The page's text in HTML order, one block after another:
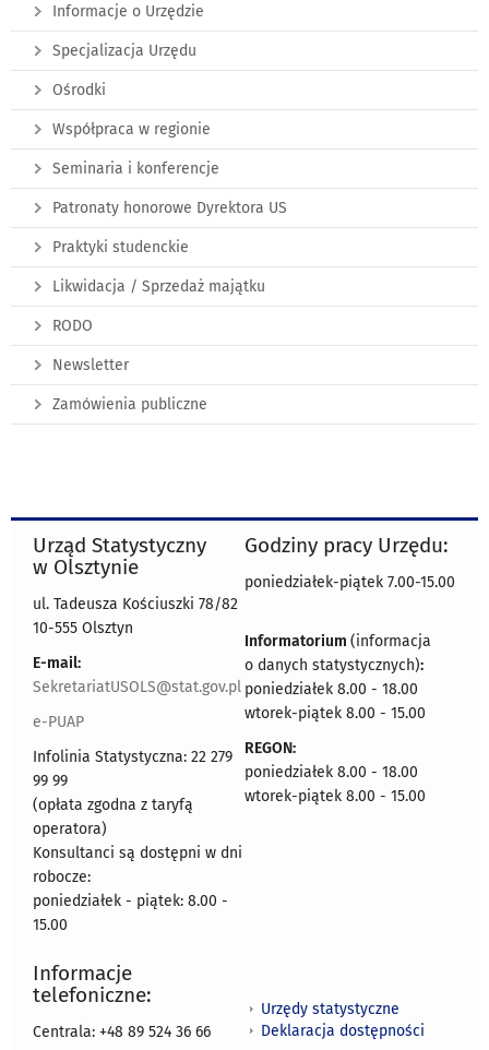
Informacje o Urzędzie
Specjalizacja Urzędu
Ośrodki
Współpraca w regionie
Seminaria i konferencje
Patronaty honorowe Dyrektora US
Praktyki studenckie
Likwidacja / Sprzedaż majątku
RODO
Newsletter
Zamówienia publiczne
Urząd Statystyczny
w Olsztynie
ul. Tadeusza Kościuszki 78/82
10-555 Olsztyn
E-mail:
SekretariatUSOLS@stat.gov.pl
e-PUAP
Infolinia Statystyczna: 22 279
99 99
(opłata zgodna z taryfą
operatora)
Konsultanci są dostępni w dni
robocze:
poniedziałek - piątek: 8.00 -
15.00
Godziny pracy Urzędu:
poniedziałek-piątek 7.00-15.00
Informatorium (informacja
o danych statystycznych):
poniedziałek 8.00 - 18.00
wtorek-piątek 8.00 - 15.00
REGON:
poniedziałek 8.00 - 18.00
wtorek-piątek 8.00 - 15.00
Informacje
telefoniczne:
Centrala: +48 89 524 36 66
Urzędy statystyczne
Deklaracja dostępności